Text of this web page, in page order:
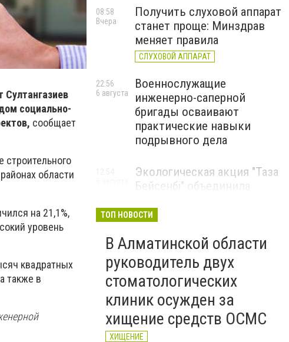
социально-
сообщает
строительного
области
на 21,1%,
уровень
квадратных
также в
Получить слуховой аппарат
станет проще: Минздрав
меняет правила
СЛУХОВОЙ АППАРАТ
08:58
Вчера
Военнослужащие
инженерно-саперной
бригады осваивают
практические навыки
подрывного дела
22:56
6 августа
Экологическая акция "Таза
Бейсенбі" объединила
Алматинской области
ТОП НОВОСТИ
В Алматинской области
руководитель двух
стоматологических
клиник осужден за
хищение средств ОСМС
ХИЩЕНИЕ